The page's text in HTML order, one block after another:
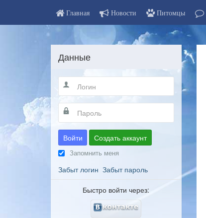
Главная Новости Питомцы
Данные
Войти Создать аккаунт
Запомнить меня
Забыт логин Забыт пароль
Быстро войти через: